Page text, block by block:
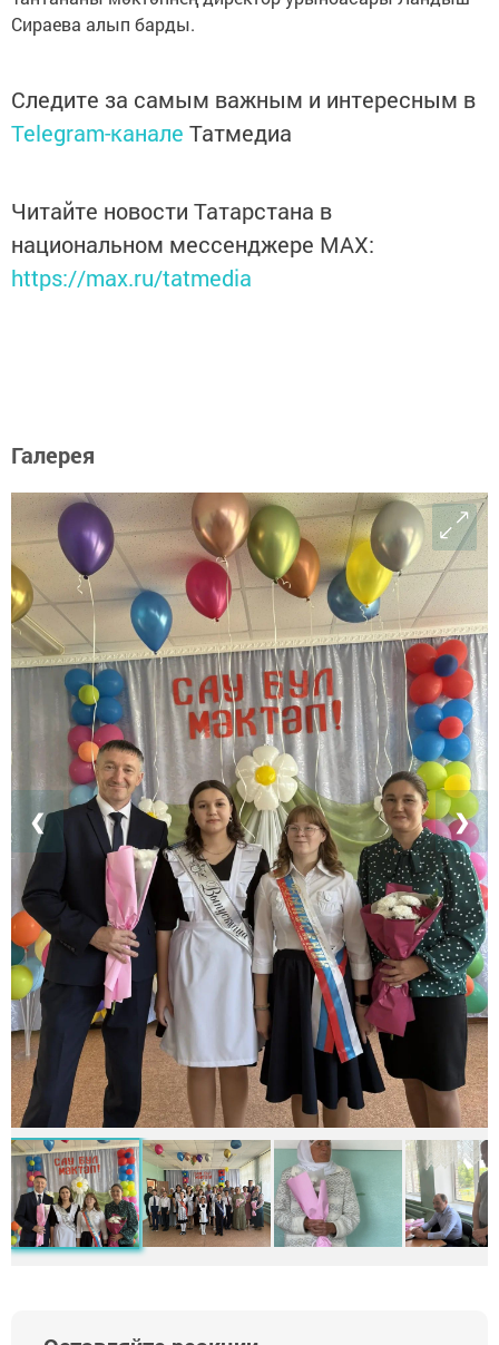
Сираева алып барды.
Следите за самым важным и интересным в
Telegram-канале Татмедиа
Читайте новости Татарстана в
национальном мессенджере MАХ:
https://max.ru/tatmedia
Галерея
❮ ❯